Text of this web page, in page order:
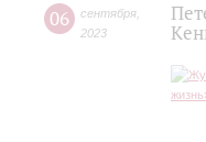
06 сентября
2023